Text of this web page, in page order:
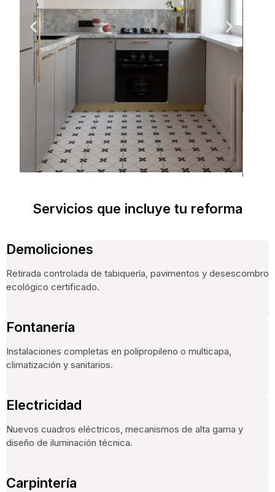
Servicios que incluye tu reforma
Demoliciones
Retirada controlada de tabiquería, pavimentos y desescombro
ecológico certificado.
Fontanería
Instalaciones completas en polipropileno o multicapa,
climatización y sanitarios.
Electricidad
Nuevos cuadros eléctricos, mecanismos de alta gama y
diseño de iluminación técnica.
Carpintería